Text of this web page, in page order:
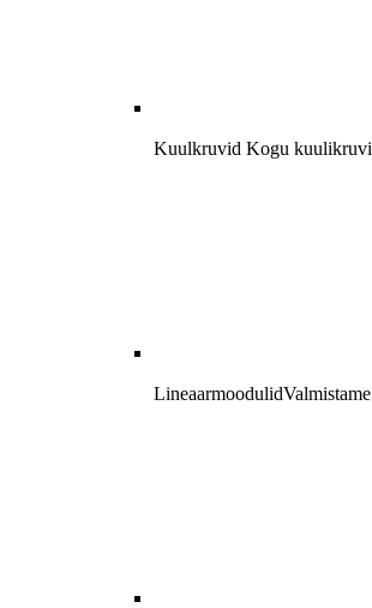
Kuulkruvid Kogu
Lineaarmoodulid